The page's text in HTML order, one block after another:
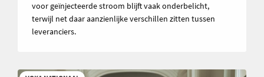
voor geïnjecteerde stroom blijft vaak onderbelicht,
terwijl net daar aanzienlijke verschillen zitten tussen
leveranciers.